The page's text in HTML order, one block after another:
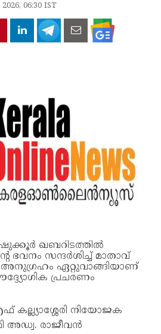
06:30 IST
ഖബറിടത്തില്‍
ഭവനം സന്ദര്‍ശിച്ച് മാതാവ്
ഏറ്റുവാങ്ങിയാണ്
പ്രചരണം
നിയോജക
അഡ്വ. രാജീവന്‍